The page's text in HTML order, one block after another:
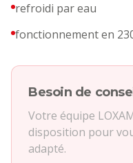
refroidi par eau
fonctionnement en
Besoin de
Votre équipe
disposition pour
adapté.